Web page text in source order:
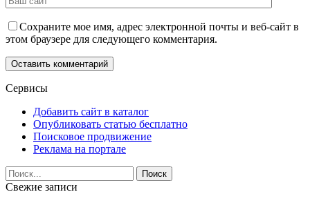
Сохраните мое имя, адрес электронной почты и веб-сайт в
этом браузере для следующего комментария.
Сервисы
Добавить сайт в каталог
Опубликовать статью бесплатно
Поисковое продвижение
Реклама на портале
Свежие записи